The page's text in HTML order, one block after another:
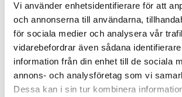
Vi använder enhetsidentifierare för att
och annonserna till användarna,
för sociala medier och analysera vår
vidarebefordrar även sådana
information från din enhet till de sociala
annons- och analysföretag som vi
Dessa kan i sin tur kombinera
599.00kr 799.00kr